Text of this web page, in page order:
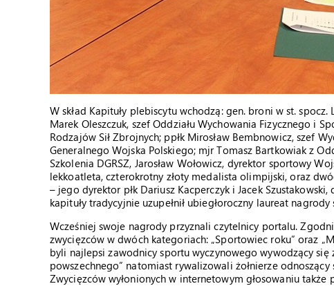
W skład Kapituły plebiscytu wchodzą: gen. broni w st.
Marek Oleszczuk, szef Oddziału Wychowania Fizycznego i
Rodzajów Sił Zbrojnych; ppłk Mirosław Bembnowicz, szef
Generalnego Wojska Polskiego; mjr Tomasz Bartkowiak z
Szkolenia DGRSZ, Jarosław Wołowicz, dyrektor sportowy
lekkoatleta, czterokrotny złoty medalista olimpijski, oraz
– jego dyrektor płk Dariusz Kacperczyk i Jacek
kapituły tradycyjnie uzupełnił ubiegłoroczny laureat
Wcześniej swoje nagrody przyznali czytelnicy portalu.
zwycięzców w dwóch kategoriach: „Sportowiec roku” oraz
byli najlepsi zawodnicy sportu wyczynowego wywodzący
powszechnego” natomiast rywalizowali żołnierze
Zwycięzców wyłonionych w internetowym głosowaniu